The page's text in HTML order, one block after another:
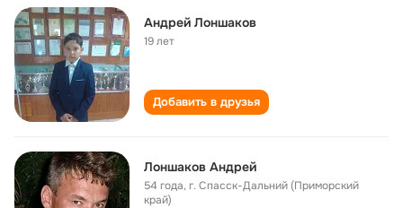
Андрей Лоншаков
19 лет
Добавить в друзья
Лоншаков Андрей
54 года,г. Спасск-Дальний (Приморский
край)